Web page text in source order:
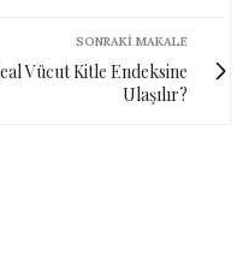
SONRAKI MAKALE
Vücut Kitle Endeksine
Ulaşılır?